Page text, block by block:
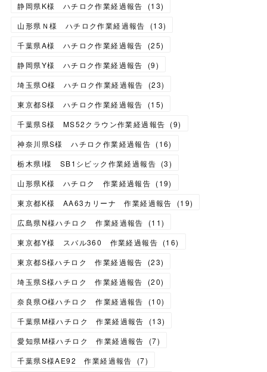
静岡県K様 ハチロク作業経過報告
(13)
山形県Ｎ様 ハチロク作業経過報告
(13)
千葉県A様 ハチロク作業経過報告
(25)
静岡県Y様 ハチロク作業経過報告
(9)
埼玉県O様 ハチロク作業経過報告
(23)
東京都S様 ハチロク作業経過報告
(15)
千葉県S様 MS52クラウン作業経過報告 (9)
神奈川県S様 ハチロク作業経過報告 (16)
栃木県I様 SB1シビック作業経過報告 (3)
山形県K様 ハチロク 作業経過報告 (19)
東京都K様 AA63カリーナ 作業経過報告
(19)
広島県N様ハチロク 作業経過報告
(11)
東京都Y様 スバル360 作業経過報告 (16)
東京都S様ハチロク 作業経過報告
(23)
埼玉県S様ハチロク 作業経過報告
(20)
奈良県O様ハチロク 作業経過報告
(10)
千葉県M様ハチロク 作業経過報告
(13)
愛知県M様ハチロク 作業経過報告
(7)
千葉県S様AE92 作業経過報告
(7)